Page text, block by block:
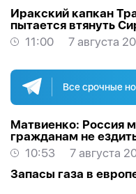
Иракский капкан
пытается втянуть
АНАЛИТИКА
11:00 7 августа
Все срочные
Матвиенко: Россия
гражданам не
10:53
7 августа
Запасы газа в